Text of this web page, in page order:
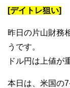
[デイトレ狙い]
昨日の片山財務
うです。
ドル円は上値が
本日は、米国の